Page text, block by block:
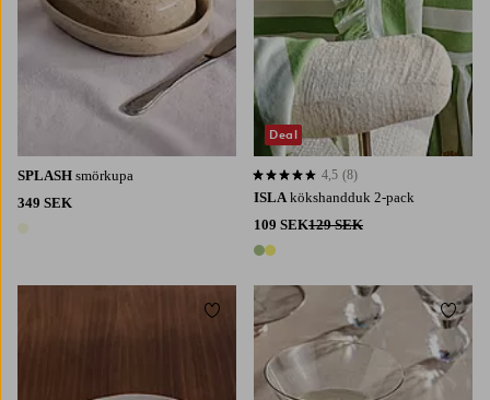
SPLASH smörkupa
349 SEK
ISLA kökshandduk 2-pack
109 SEK129 SEK
2 färger
4,5 baserat på 8 st betyg
4,5 (8)
Deal
Lägg till i favoriter Lägg